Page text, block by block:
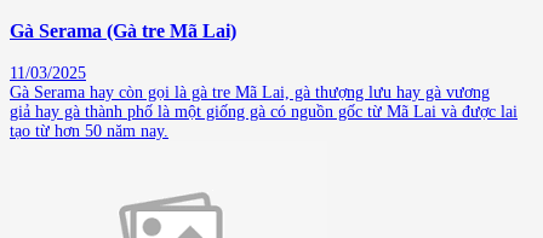
Gà Serama (Gà tre Mã Lai)
11/03/2025
Gà Serama hay còn gọi là gà tre Mã Lai, gà thượng lưu hay gà vương
giả hay gà thành phố là một giống gà có nguồn gốc từ Mã Lai và được lai
tạo từ hơn 50 năm nay.